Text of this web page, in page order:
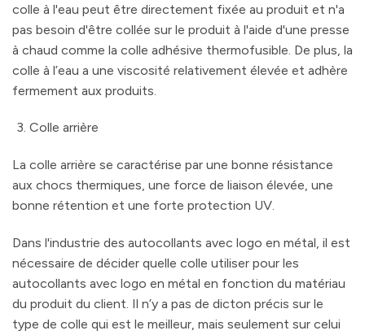
colle à l'eau peut être directement fixée au produit et n'a
pas besoin d'être collée sur le produit à l'aide d'une presse
à chaud comme la colle adhésive thermofusible. De plus, la
colle à l’eau a une viscosité relativement élevée et adhère
fermement aux produits.
Colle arrière
La colle arrière se caractérise par une bonne résistance
aux chocs thermiques, une force de liaison élevée, une
bonne rétention et une forte protection UV.
Dans l'industrie des autocollants avec logo en métal, il est
nécessaire de décider quelle colle utiliser pour les
autocollants avec logo en métal en fonction du matériau
du produit du client. Il n’y a pas de dicton précis sur le
type de colle qui est le meilleur, mais seulement sur celui